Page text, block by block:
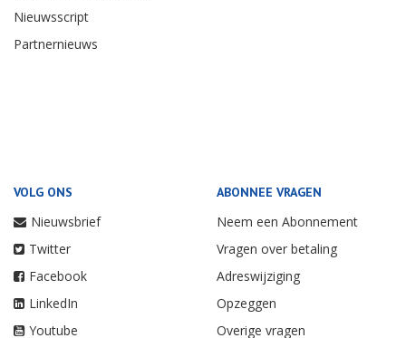
Nieuwsscript
Partnernieuws
VOLG ONS
Nieuwsbrief
Twitter
Facebook
LinkedIn
Youtube
ABONNEE VRAGEN
Neem een Abonnement
Vragen over betaling
Adreswijziging
Opzeggen
Overige vragen